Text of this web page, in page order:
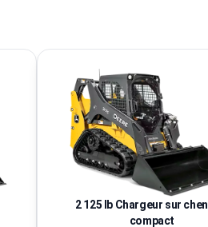
2 125 lb Chargeur sur
compact